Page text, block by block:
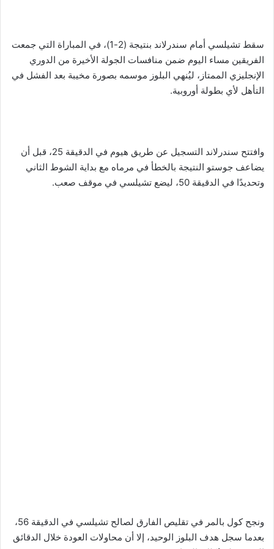
سقط تشيلسي أمام سندرلاند بنتيجة (2-1)، في المباراة التي جمعت
الفريقين مساء اليوم ضمن منافسات الجولة الأخيرة من الدوري
الإنجليزي الممتاز، ليُنهي البلوز موسمه بصورة مخيبة بعد الفشل في
التأهل لأي بطولة أوروبية.
وافتتح سندرلاند التسجيل عن طريق هيوم في الدقيقة 25، قبل أن
يضاعف جوستو النتيجة بالخطأ في مرماه مع بداية الشوط الثاني
وتحديدًا في الدقيقة 50، ليضع تشيلسي في موقف صعب.
ونجح كول بالمر في تقليص الفارق لصالح تشيلسي في الدقيقة 56،
بعدما سجل هدف البلوز الوحيد، إلا أن محاولات العودة خلال الدقائق